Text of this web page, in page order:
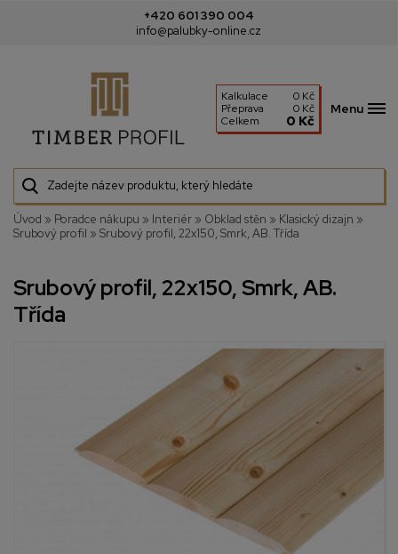
+420 601 390 004
info@palubky-online.cz
Kalkulace
0 Kč
Přeprava
0 Kč
Celkem
0 Kč
Menu
Úvod » Poradce nákupu » Interiér » Obklad stěn » Klasický dizajn »
Srubový profil » Srubový profil, 22x150, Smrk, AB. Třída
Srubový profil, 22x150, Smrk, AB.
Třída